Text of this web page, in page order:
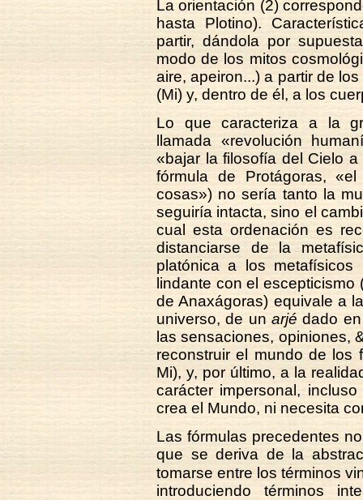
La orientación (2)
hasta Plotino).
partir, dándola por
modo de los mitos
aire, apeiron...) a partir de
(Mi) y, dentro de él, a los
Lo que caracteriza a la
llamada «revolución
«bajar la filosofía del Cielo
fórmula de Protágoras,
cosas») no sería tanto la
seguiría intacta, sino el
cual esta ordenación es
distanciarse de la
platónica a los metafísicos
lindante con el
de Anaxágoras) equivale a
universo, de un arjé dado
las sensaciones, opiniones,
reconstruir el mundo de los
Mi), y, por último, a la
carácter impersonal,
crea el Mundo, ni necesita
Las fórmulas precedentes
que se deriva de la
tomarse entre los términos
introduciendo términos